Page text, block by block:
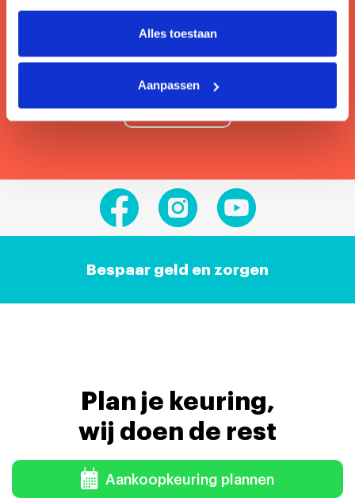
Alles toestaan
Aanpassen
Hier lees je de veelgestelde vragen van onze
gebruikers.
Lees meer
Bespaar geld en zorgen
Plan je keuring,
wij doen de rest
Aankoopkeuring plannen